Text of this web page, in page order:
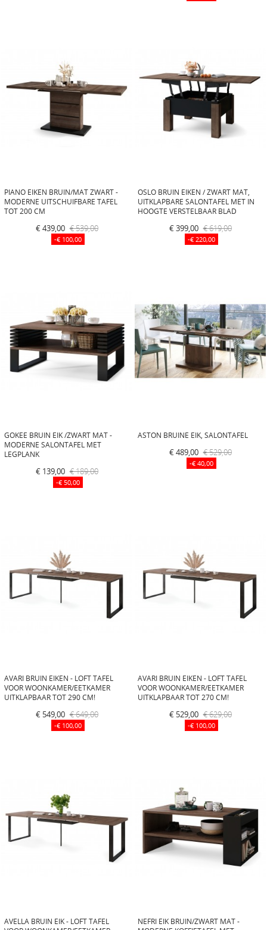
PIANO EIKEN BRUIN/MAT ZWART -
MODERNE UITSCHUIFBARE TAFEL
TOT 200 CM
€ 439,00 € 539,00
-€ 100,00
OSLO BRUIN EIKEN / ZWART MAT,
UITKLAPBARE SALONTAFEL MET IN
HOOGTE VERSTELBAAR BLAD
€ 399,00 € 619,00
-€ 220,00
GOKEE BRUIN EIK /ZWART MAT -
MODERNE SALONTAFEL MET
LEGPLANK
€ 139,00 € 189,00
-€ 50,00
ASTON BRUINE EIK, SALONTAFEL
€ 489,00 € 529,00
-€ 40,00
AVARI BRUIN EIKEN - LOFT TAFEL
VOOR WOONKAMER/EETKAMER
UITKLAPBAAR TOT 290 CM!
€ 549,00 € 649,00
-€ 100,00
AVARI BRUIN EIKEN - LOFT TAFEL
VOOR WOONKAMER/EETKAMER
UITKLAPBAAR TOT 270 CM!
€ 529,00 € 629,00
-€ 100,00
AVELLA BRUIN EIK - LOFT TAFEL
NEFRI EIK BRUIN/ZWART MAT -